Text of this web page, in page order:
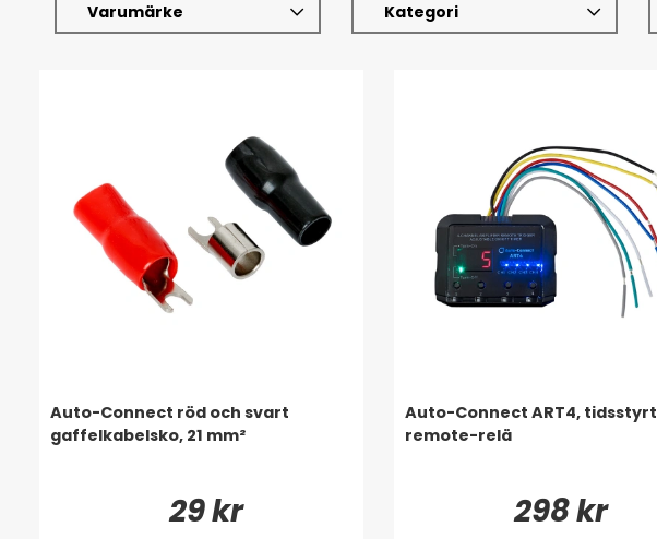
Varumärke Kategori
Auto-Connect röd och svart
gaffelkabelsko, 21 mm²
29 kr
Auto-Connect ART4, tidsstyrt
remote-relä
298 kr